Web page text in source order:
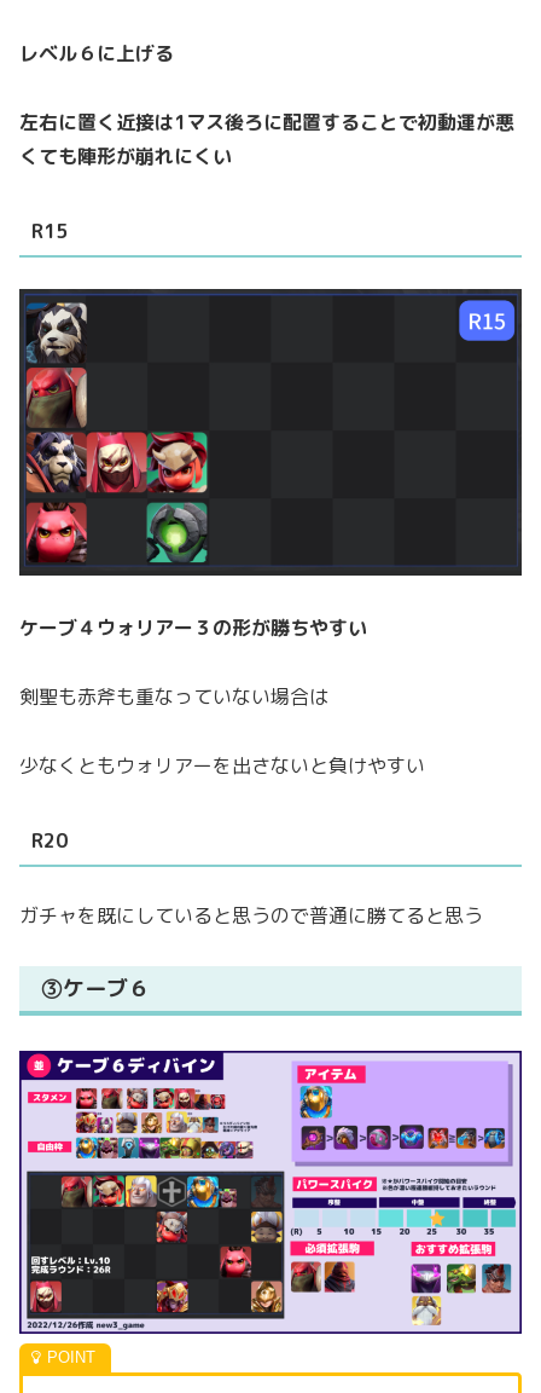
レベル６に上げる
左右に置く近接は1マス後ろに配置することで初動運が悪
くても陣形が崩れにくい
R15
ケーブ４ウォリアー３の形が勝ちやすい
剣聖も赤斧も重なっていない場合は
少なくともウォリアーを出さないと負けやすい
R20
ガチャを既にしていると思うので普通に勝てると思う
③ケーブ６